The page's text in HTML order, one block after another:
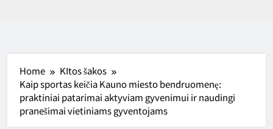
Home
KItos šakos
Kaip sportas keičia Kauno miesto bendruomenę:
praktiniai patarimai aktyviam gyvenimui ir naudingi
pranešimai vietiniams gyventojams